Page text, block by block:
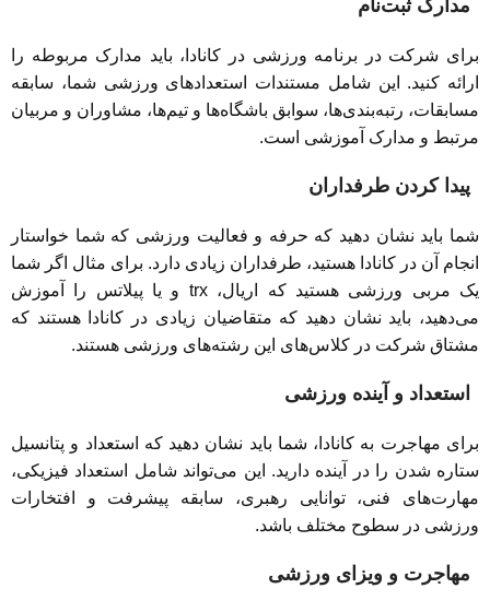
مدارک ثبت‌نام
برای شرکت در برنامه ورزشی در کانادا، باید مدارک مربوطه را
ارائه کنید. این شامل مستندات استعدادهای ورزشی شما، سابقه
مسابقات، رتبه‌بندی‌ها، سوابق باشگاه‌ها و تیم‌ها، مشاوران و مربیان
مرتبط و مدارک آموزشی است.
پیدا کردن طرفداران
شما باید نشان دهید که حرفه و فعالیت ورزشی که شما خواستار
انجام آن در کانادا هستید، طرفداران زیادی دارد. برای مثال اگر شما
یک مربی ورزشی هستید که اریال، trx و یا پیلاتس را آموزش
می‌دهید، باید نشان دهید که متقاضیان زیادی در کانادا هستند که
مشتاق شرکت در کلاس‌های این رشته‌های ورزشی هستند.
استعداد و آینده ورزشی
برای مهاجرت به کانادا، شما باید نشان دهید که استعداد و پتانسیل
ستاره شدن را در آینده دارید. این می‌تواند شامل استعداد فیزیکی،
مهارت‌های فنی، توانایی رهبری، سابقه پیشرفت و افتخارات
ورزشی در سطوح مختلف باشد.
مهاجرت و ویزای ورزشی